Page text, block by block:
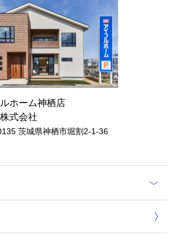
ホーム神栖店
式会社
茨城県神栖市堀割2-1-36